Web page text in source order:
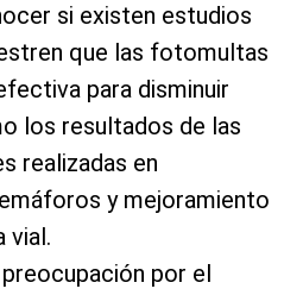
si existen estudios
que las fotomultas
para disminuir
los resultados de las
realizadas en
y mejoramiento
vial.
por el